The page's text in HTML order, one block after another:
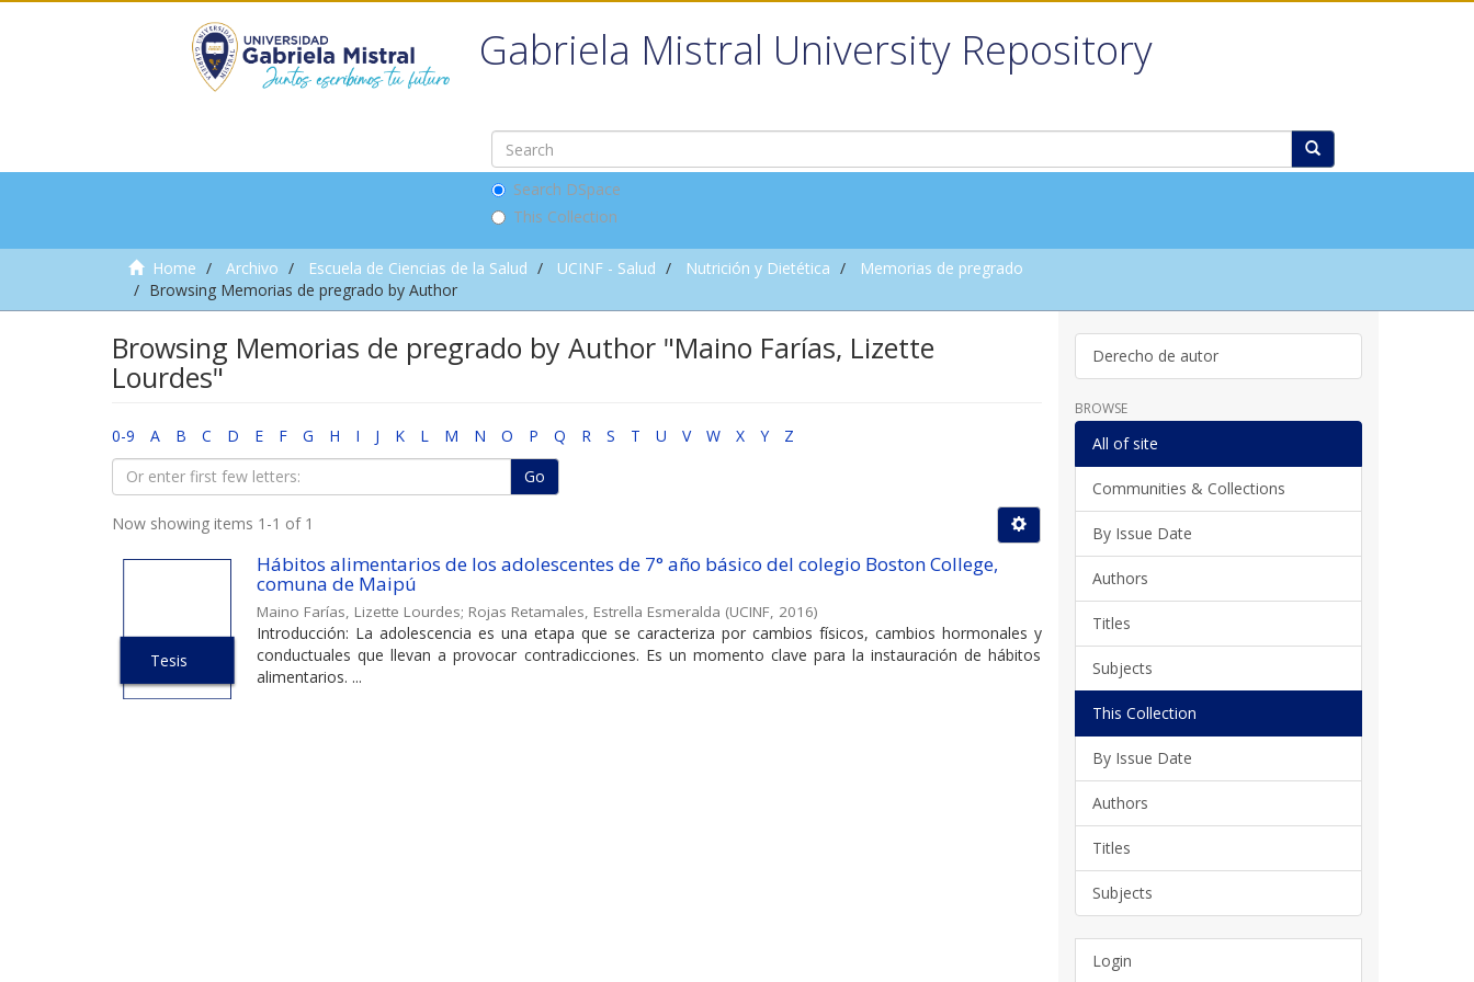
Gabriela Mistral University Repository
Search DSpace
This Collection
Home Archivo Escuela de Ciencias de la Salud UCINF - Salud Nutrición y Dietética
Memorias de pregrado
Browsing Memorias de pregrado by Author
Browsing Memorias de pregrado by Author "Maino Farías, Lizette
Lourdes"
0-9 A B C D E F G H I J K L M N O P Q R S T U V W X Y
Z
Go
Now showing items 1-1 of 1
Tesis
Hábitos alimentarios de los adolescentes de 7° año básico del colegio Boston College,
comuna de Maipú
Maino Farías, Lizette Lourdes; Rojas Retamales, Estrella Esmeralda (UCINF, 2016)
Introducción: La adolescencia es una etapa que se caracteriza por cambios físicos, cambios hormonales y
conductuales que llevan a provocar contradicciones. Es un momento clave para la instauración de hábitos
alimentarios. ...
Derecho de autor
BROWSE
All of site
Communities & Collections
By Issue Date
Authors
Titles
Subjects
This Collection
By Issue Date
Authors
Titles
Subjects
Login